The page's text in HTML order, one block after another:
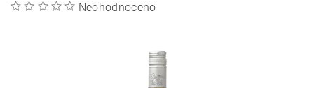
Neohodnoceno